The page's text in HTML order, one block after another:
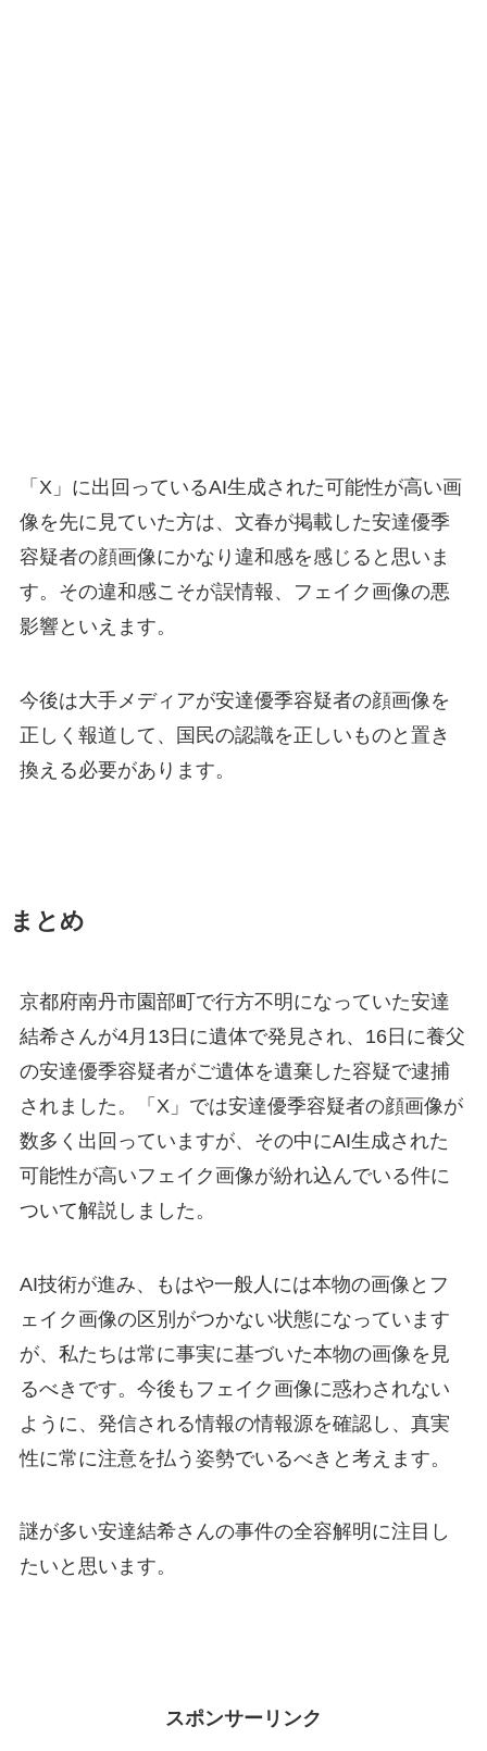
「X」に出回っているAI生成された可能性が高い画
像を先に見ていた方は、文春が掲載した安達優季
容疑者の顔画像にかなり違和感を感じると思いま
す。その違和感こそが誤情報、フェイク画像の悪
影響といえます。
今後は大手メディアが安達優季容疑者の顔画像を
正しく報道して、国民の認識を正しいものと置き
換える必要があります。
まとめ
京都府南丹市園部町で行方不明になっていた安達
結希さんが4月13日に遺体で発見され、16日に養父
の安達優季容疑者がご遺体を遺棄した容疑で逮捕
されました。「X」では安達優季容疑者の顔画像が
数多く出回っていますが、その中にAI生成された
可能性が高いフェイク画像が紛れ込んでいる件に
ついて解説しました。
AI技術が進み、もはや一般人には本物の画像とフ
ェイク画像の区別がつかない状態になっています
が、私たちは常に事実に基づいた本物の画像を見
るべきです。今後もフェイク画像に惑わされない
ように、発信される情報の情報源を確認し、真実
性に常に注意を払う姿勢でいるべきと考えます。
謎が多い安達結希さんの事件の全容解明に注目し
たいと思います。
スポンサーリンク